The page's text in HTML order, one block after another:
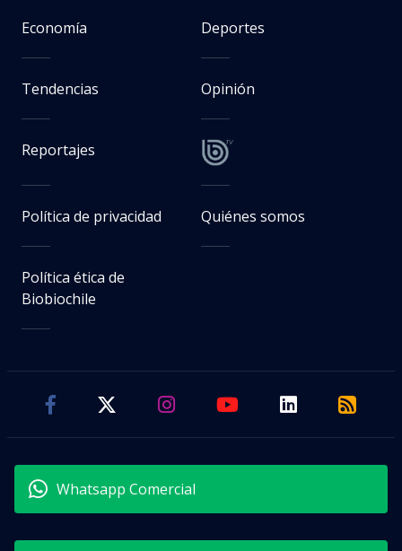
Economía Deportes
Tendencias Opinión
Reportajes
Política de privacidad Quiénes somos
Política ética de
Biobiochile
Whatsapp Comercial